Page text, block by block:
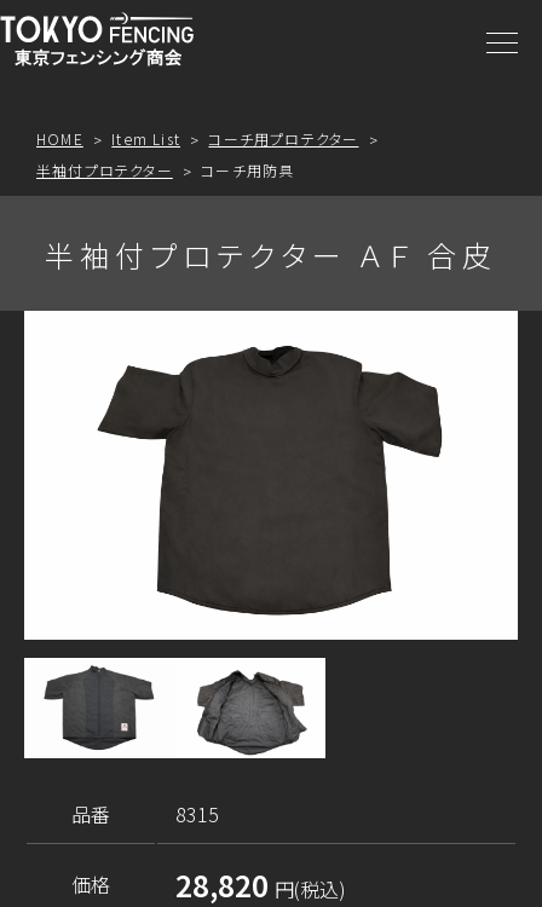
商品一覧
アクセス
プライスリスト
HOME Item List
コーチ用プロテクター
半袖付プロテクター
コーチ用防具
半袖付プロテクター ＡＦ 合皮
品番 8315
価格 28,820 円(税込)